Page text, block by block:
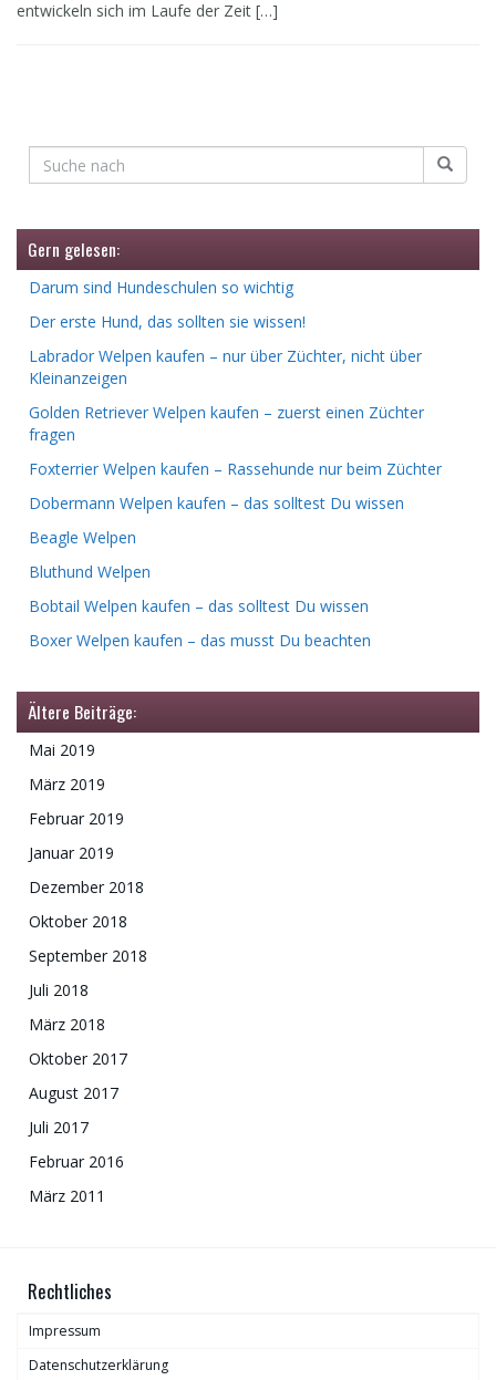
entwickeln sich im Laufe der Zeit […]
Gern gelesen:
Darum sind Hundeschulen so wichtig
Der erste Hund, das sollten sie wissen!
Labrador Welpen kaufen – nur über Züchter, nicht über
Kleinanzeigen
Golden Retriever Welpen kaufen – zuerst einen Züchter
fragen
Foxterrier Welpen kaufen – Rassehunde nur beim Züchter
Dobermann Welpen kaufen – das solltest Du wissen
Beagle Welpen
Bluthund Welpen
Bobtail Welpen kaufen – das solltest Du wissen
Boxer Welpen kaufen – das musst Du beachten
Ältere Beiträge:
Mai 2019
März 2019
Februar 2019
Januar 2019
Dezember 2018
Oktober 2018
September 2018
Juli 2018
März 2018
Oktober 2017
August 2017
Juli 2017
Februar 2016
März 2011
Rechtliches
Impressum
Datenschutzerklärung